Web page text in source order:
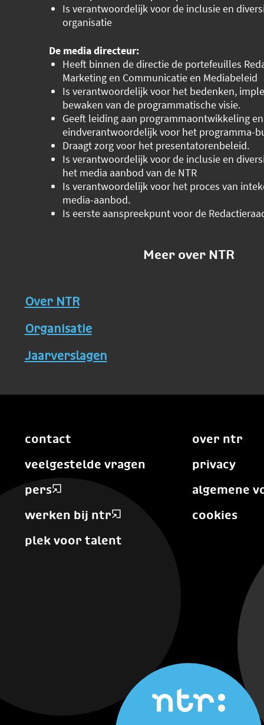
Is verantwoordelijk voor de inclusie en
organisatie
De media directeur:
Heeft binnen de directie de portefeuilles
Marketing en Communicatie en Mediabeleid
Is verantwoordelijk voor het bedenken,
bewaken van de programmatische visie.
Geeft leiding aan programmaontwikkeling
eindverantwoordelijk voor het programma-
Draagt zorg voor het presentatorenbeleid.
Is verantwoordelijk voor de inclusie en
het media aanbod van de NTR
Is verantwoordelijk voor het proces van
media-aanbod.
Is eerste aanspreekpunt voor de
Meer over NTR
Over NTR
Organisatie
Jaarverslagen
contact
veelgestelde vragen
pers
werken bij ntr
plek voor talent
over ntr
privacy
algemene
cookies